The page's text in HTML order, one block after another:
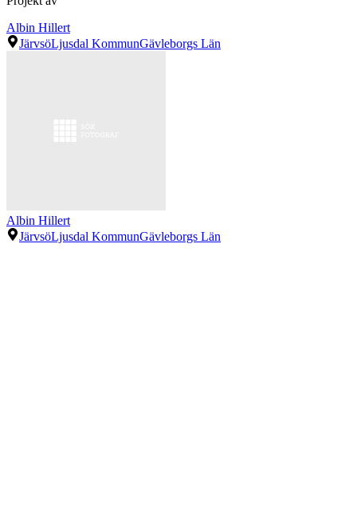
Albin Hillert
JärvsöLjusdal KommunGävleborgs Län
Albin Hillert
JärvsöLjusdal KommunGävleborgs Län